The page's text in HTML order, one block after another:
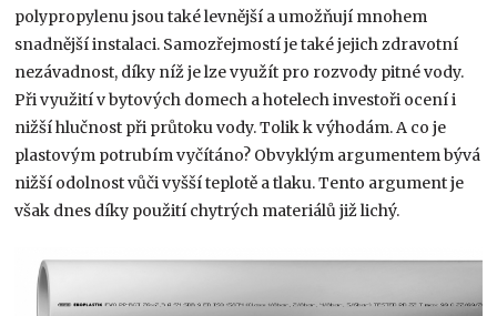
polypropylenu jsou také levnější a umožňují mnohem
snadnější instalaci. Samozřejmostí je také jejich zdravotní
nezávadnost, díky níž je lze využít pro rozvody pitné vody.
Při využití v bytových domech a hotelech investoři ocení i
nižší hlučnost při průtoku vody. Tolik k výhodám. A co je
plastovým potrubím vyčítáno? Obvyklým argumentem bývá
nižší odolnost vůči vyšší teplotě a tlaku. Tento argument je
však dnes díky použití chytrých materiálů již lichý.